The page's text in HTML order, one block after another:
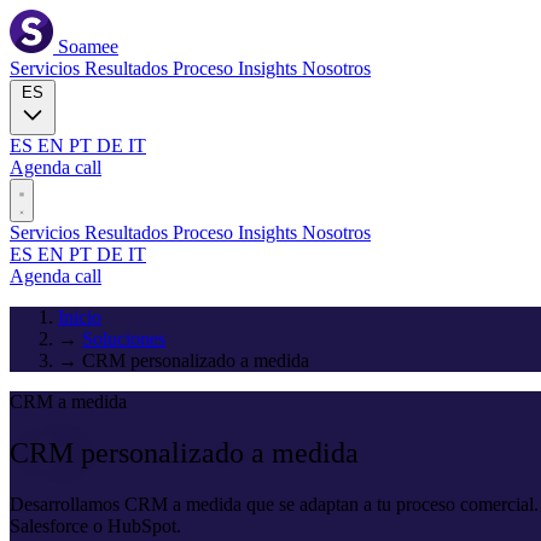
Soamee
Servicios Resultados Proceso Insights Nosotros
ES EN PT DE IT
Agenda call
Servicios Resultados Proceso Insights Nosotros
ES EN PT DE IT
Agenda call
Inicio
→ Soluciones
→ CRM personalizado a medida
CRM a medida
CRM personalizado a medida
Desarrollamos CRM a medida que se adaptan a tu proceso
Salesforce o HubSpot.